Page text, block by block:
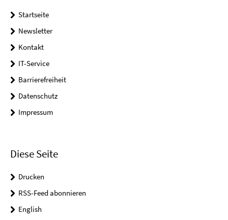
Startseite
Newsletter
Kontakt
IT-Service
Barrierefreiheit
Datenschutz
Impressum
Diese Seite
Drucken
RSS-Feed abonnieren
English